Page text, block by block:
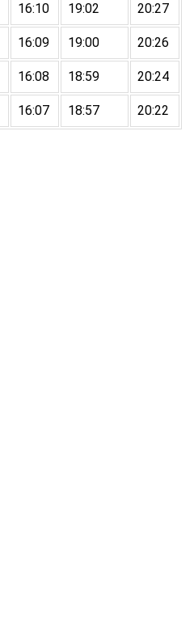
16:10 19:02 20:27
16:09 19:00 20:26
16:08 18:59 20:24
16:07 18:57 20:22